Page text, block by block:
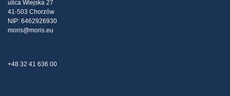
ulica Wiejska 27
41-503 Chorzów
NIP: 6462926930
moris@moris.eu
+48 32 41 636 00